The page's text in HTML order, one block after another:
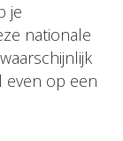
je
nationale
even op een